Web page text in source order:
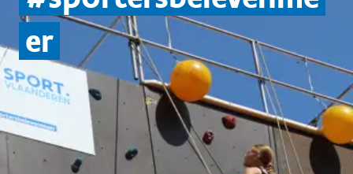
er